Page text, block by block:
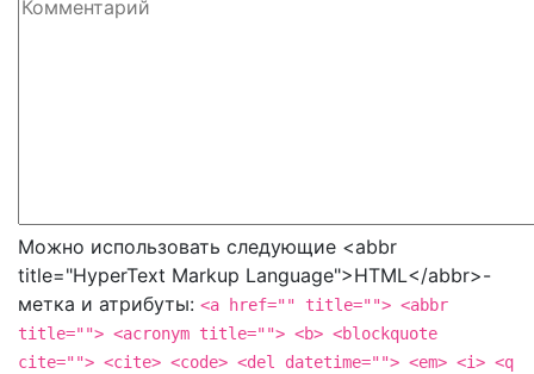
Можно использовать следующие <abbr
title="HyperText Markup Language">HTML</abbr>-
метка и атрибуты: <a href="" title=""> <abbr
title=""> <acronym title=""> <b> <blockquote
cite=""> <cite> <code> <del datetime=""> <em> <i> <q